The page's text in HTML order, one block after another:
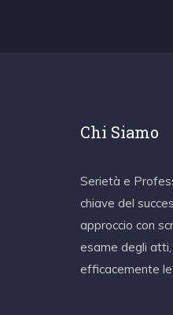
Chi Siamo
Serietà e
chiave del
approccio con
esame degli
efficacemente le